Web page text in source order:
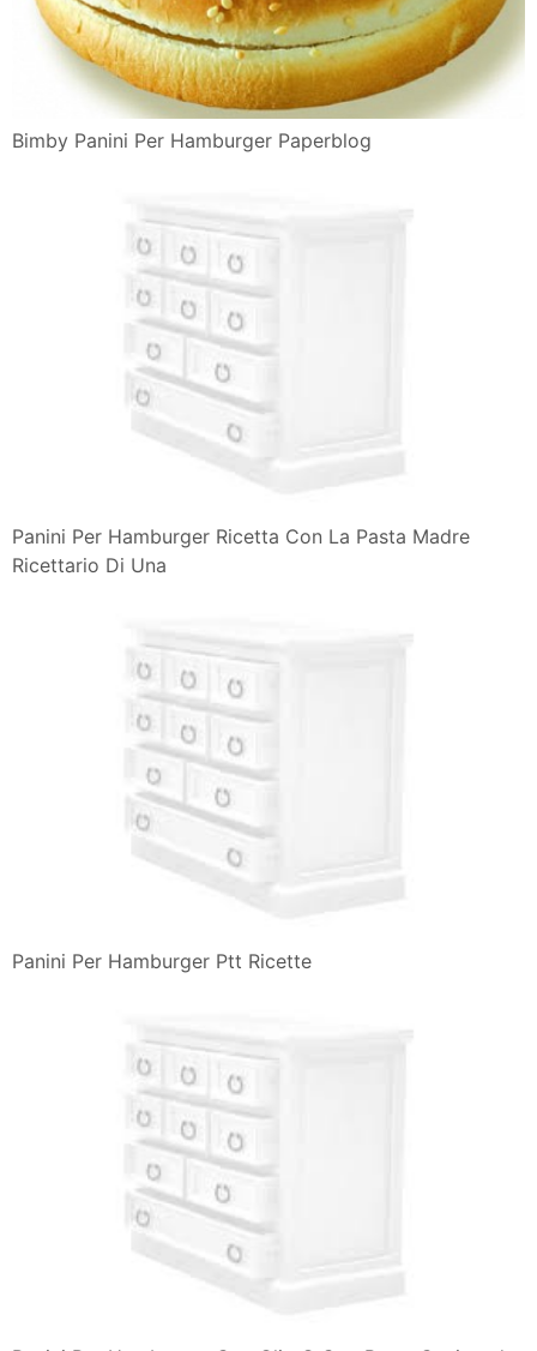
Bimby Panini Per Hamburger Paperblog
Panini Per Hamburger Ricetta Con La Pasta Madre
Ricettario Di Una
Panini Per Hamburger Ptt Ricette